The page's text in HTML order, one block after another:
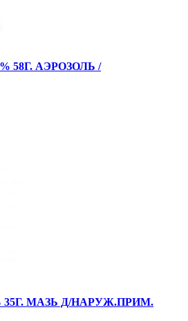
58Г. АЭРОЗОЛЬ /
МАЗЬ Д/НАРУЖ.ПРИМ.